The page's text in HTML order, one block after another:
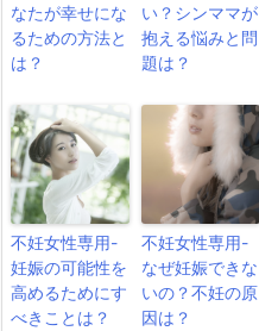
なたが幸せにな
るための方法と
は？
い？シンママが
抱える悩みと問
題は？
不妊女性専用-
妊娠の可能性を
高めるためにす
べきことは？
不妊女性専用-
なぜ妊娠できな
いの？不妊の原
因は？